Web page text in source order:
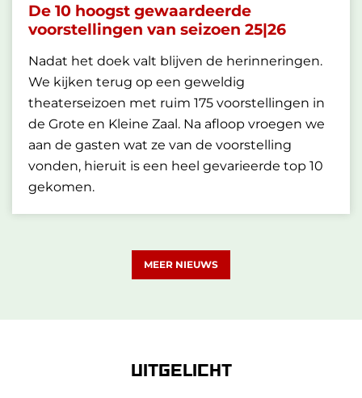
De 10 hoogst gewaardeerde
voorstellingen van seizoen 25|26
Nadat het doek valt blijven de herinneringen.
We kijken terug op een geweldig
theaterseizoen met ruim 175 voorstellingen in
de Grote en Kleine Zaal. Na afloop vroegen we
aan de gasten wat ze van de voorstelling
vonden, hieruit is een heel gevarieerde top 10
gekomen.
MEER NIEUWS
UITGELICHT